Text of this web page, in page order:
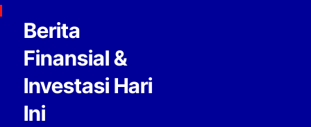
Skip to content
Berita
Finansial &
Investasi Hari
Ini